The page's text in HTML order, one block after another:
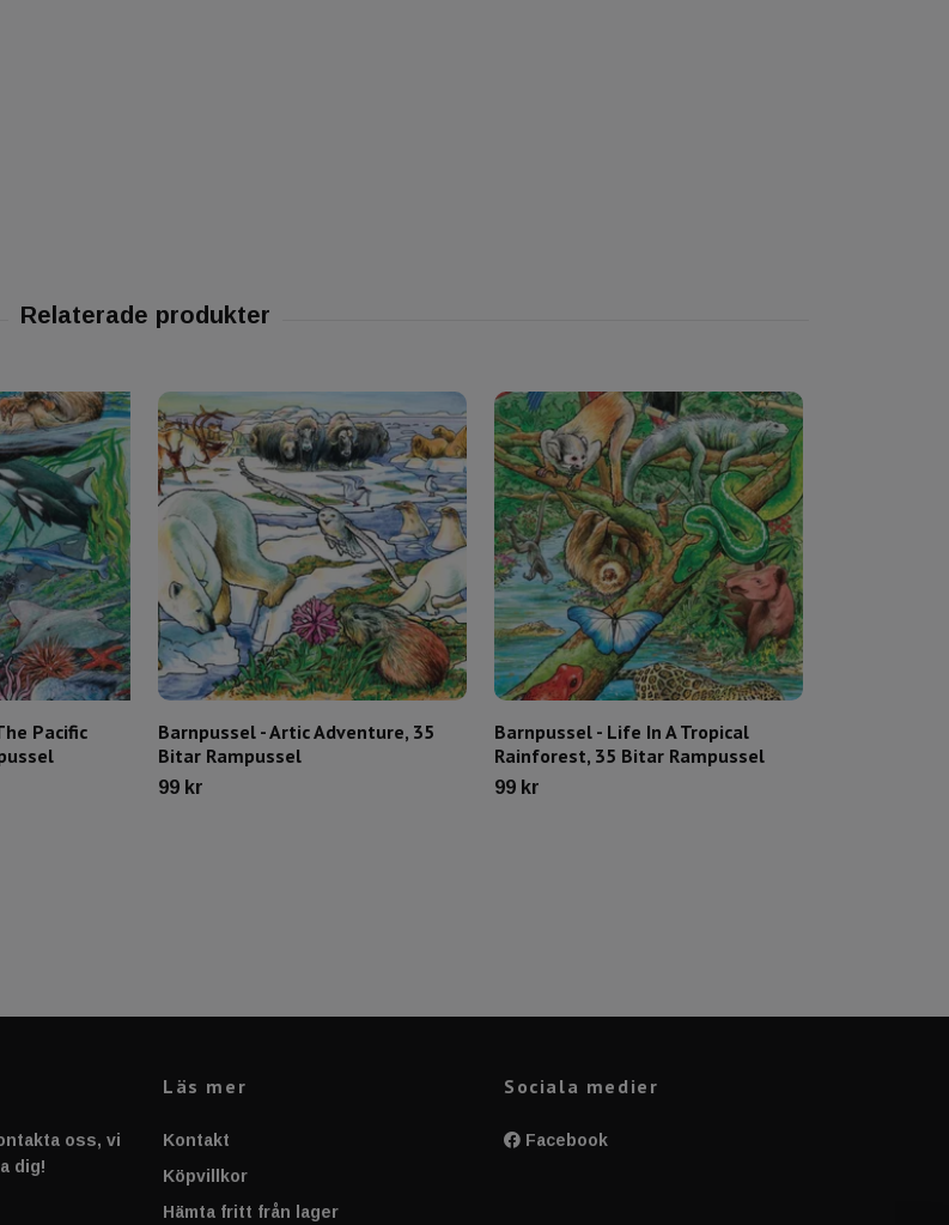
Pacific
Barnpussel - Artic Adventure, 35
Bitar Rampussel
99 kr
Barnpussel - Life In A Tropical
Rainforest, 35 Bitar Rampussel
99 kr
oss, vi
dig!
Läs mer
Kontakt
Köpvillkor
Hämta fritt från lager
Sociala medier
Facebook